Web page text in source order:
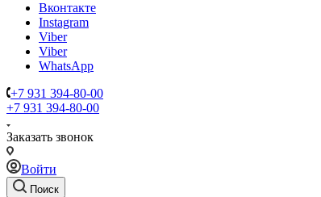
Вконтакте
Instagram
Viber
Viber
WhatsApp
+7 931 394-80-00
+7 931 394-80-00
Заказать звонок
Войти
Поиск